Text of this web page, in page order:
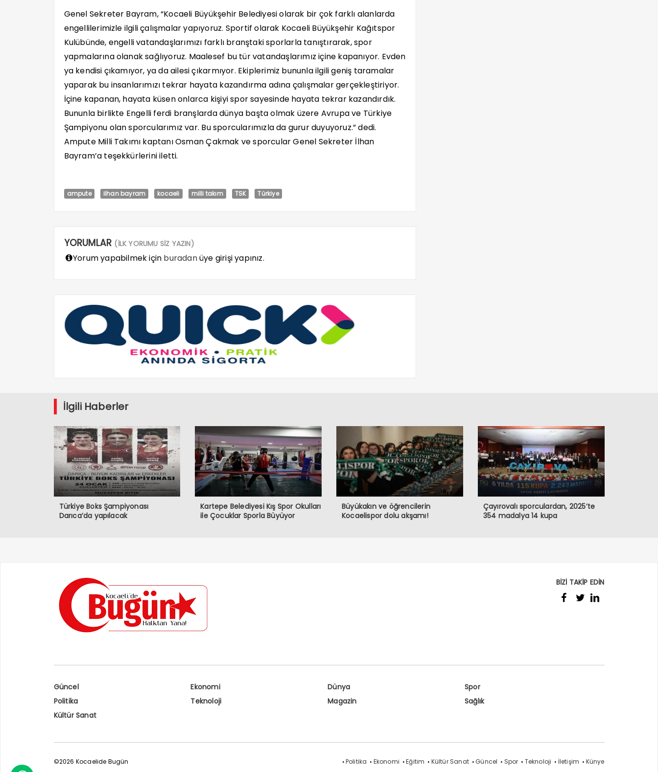
Genel Sekreter Bayram, “Kocaeli Büyükşehir Belediyesi olarak bir çok farklı alanlarda
engellilerimizle ilgili çalışmalar yapıyoruz. Sportif olarak Kocaeli Büyükşehir Kağıtspor
Kulübünde, engelli vatandaşlarımızı farklı branştaki sporlarla tanıştırarak, spor
yapmalarına olanak sağlıyoruz. Maalesef bu tür vatandaşlarımız içine kapanıyor. Evden
ya kendisi çıkamıyor, ya da ailesi çıkarmıyor. Ekiplerimiz bununla ilgili geniş taramalar
yaparak bu insanlarımızı tekrar hayata kazandırma adına çalışmalar gerçekleştiriyor.
İçine kapanan, hayata küsen onlarca kişiyi spor sayesinde hayata tekrar kazandırdık.
Bununla birlikte Engelli ferdi branşlarda dünya başta olmak üzere Avrupa ve Türkiye
Şampiyonu olan sporcularımız var. Bu sporcularımızla da gurur duyuyoruz.” dedi.
Ampute Milli Takımı kaptanı Osman Çakmak ve sporcular Genel Sekreter İlhan
Bayram’a teşekkürlerini iletti.
ampute ilhan bayram kocaeli milli takım TSK Türkiye
YORUMLAR (İLK YORUMU SİZ YAZIN)
Yorum yapabilmek için buradanüye girişi yapınız.
İlgili Haberler
Türkiye Boks Şampiyonası
Darıca’da yapılacak
Kartepe Belediyesi Kış Spor Okulları
ile Çocuklar Sporla Büyüyor
Büyükakın ve öğrencilerin
Kocaelispor dolu akşamı!
Çayırovalı sporculardan, 2025’te
354 madalya 14 kupa
BİZİ TAKİP EDİN
Güncel Ekonomi Dünya
Spor
Politika
Teknoloji Magazin
Sağlık
Kültür Sanat
©2026 Kocaelide Bugün Politika Ekonomi Eğitim Kültür Sanat Güncel Spor Teknoloji İletişim Künye